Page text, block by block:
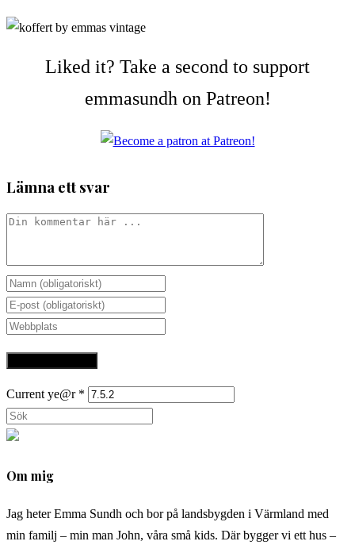
Liked it? Take a second to support
emmasundh on Patreon!
Lämna ett svar
Kommentar
Ange
ditt
namn
användarnamn
för
att
kommentera
Ange
din
postadress
för
att
kommentera
Ange
till
din
webbplats
(valfritt)
Current ye@r *
Sök
på
webbplats
Om mig
Jag heter Emma Sundh och bor på landsbygden i Värmland med
min familj – min man John, våra små kids. Där bygger vi ett hus –